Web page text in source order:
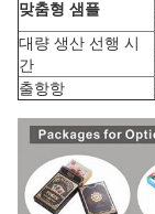
맞춤형 샘플
대량 생산 선행 시
간
출항항